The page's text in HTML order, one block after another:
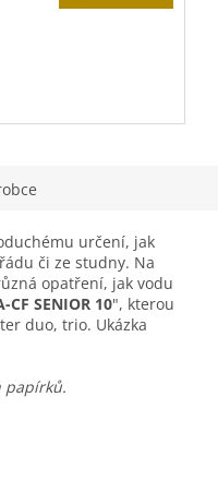
A
určení, jak
či ze studny. Na
opatření, jak vodu
CF SENIOR 10", kterou
duo, trio. Ukázka
papírků.